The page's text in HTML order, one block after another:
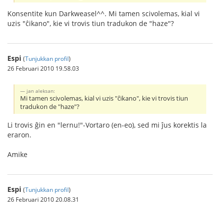
Konsentite kun Darkweasel^^. Mi tamen scivolemas, kial vi
uzis "ĉikano", kie vi trovis tiun tradukon de "haze"?
Espi (Tunjukkan profil)
26 Februari 2010 19.58.03
jan aleksan:
Mi tamen scivolemas, kial vi uzis "ĉikano", kie vi trovis tiun
tradukon de "haze"?
Li trovis ĝin en "lernu!"-Vortaro (en-eo), sed mi ĵus korektis la
eraron.
Amike
Espi (Tunjukkan profil)
26 Februari 2010 20.08.31